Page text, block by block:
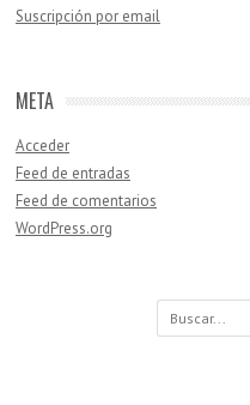
Suscripción por email
META
Acceder
Feed de entradas
Feed de comentarios
WordPress.org